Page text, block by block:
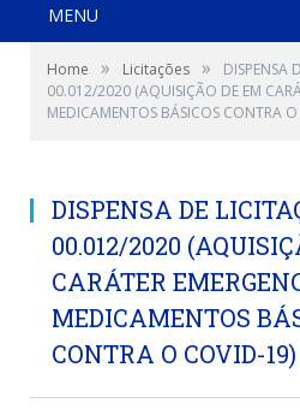
MENU
Home » Licitações »
DISPENSA
00.012/2020 (AQUISIÇÃO DE EM
MEDICAMENTOS BÁSICOS CONTRA
DISPENSA DE
00.012/2020
CARÁTER
MEDICAMENTOS
CONTRA O COVID-19)